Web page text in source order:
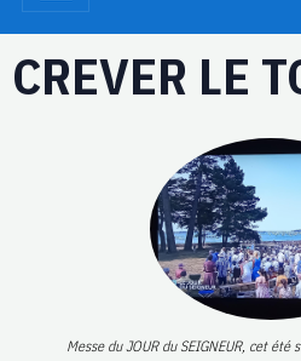
CREVER LE
Messe du JOUR du SEIGNEUR, cet été